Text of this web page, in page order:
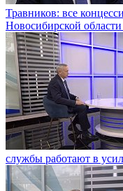
Травников: все
Новосибирской
службы работают в